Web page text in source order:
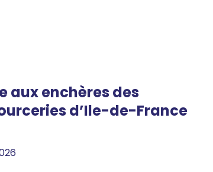
aux enchères des
d’Ile-de-France